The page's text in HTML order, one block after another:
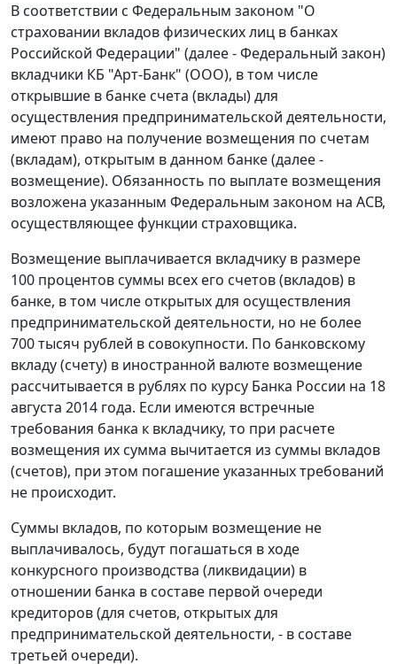
В соответствии с Федеральным законом "О
страховании вкладов физических лиц в банках
Российской Федерации" (далее - Федеральный закон)
вкладчики КБ "Арт-Банк" (ООО), в том числе
открывшие в банке счета (вклады) для
осуществления предпринимательской деятельности,
имеют право на получение возмещения по счетам
(вкладам), открытым в данном банке (далее -
возмещение). Обязанность по выплате возмещения
возложена указанным Федеральным законом на АСВ,
осуществляющее функции страховщика.
Возмещение выплачивается вкладчику в размере
100 процентов суммы всех его счетов (вкладов) в
банке, в том числе открытых для осуществления
предпринимательской деятельности, но не более
700 тысяч рублей в совокупности. По банковскому
вкладу (счету) в иностранной валюте возмещение
рассчитывается в рублях по курсу Банка России на 18
августа 2014 года. Если имеются встречные
требования банка к вкладчику, то при расчете
возмещения их сумма вычитается из суммы вкладов
(счетов), при этом погашение указанных требований
не происходит.
Суммы вкладов, по которым возмещение не
выплачивалось, будут погашаться в ходе
конкурсного производства (ликвидации) в
отношении банка в составе первой очереди
кредиторов (для счетов, открытых для
предпринимательской деятельности, - в составе
третьей очереди).